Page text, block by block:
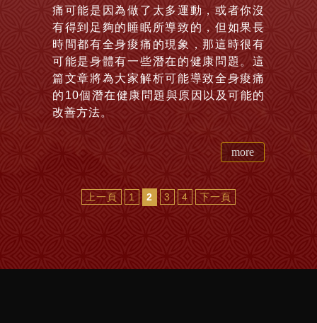
痛可能是因為做了太多運動，或者你沒
有得到足夠的睡眠所導致的，但如果長
時間都有全身痠痛的現象，那這時很有
可能是身體有一些潛在的健康問題。這
篇文章將為大家解析可能導致全身痠痛
的10個潛在健康問題與原因以及可能的
改善方法。
more
上一頁 1 2 3 4 下一頁